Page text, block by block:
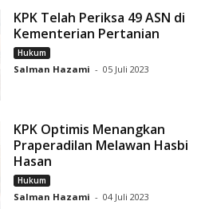
KPK Telah Periksa 49 ASN di
Kementerian Pertanian
Hukum
Salman Hazami - 05 Juli 2023
KPK Optimis Menangkan
Praperadilan Melawan Hasbi
Hasan
Hukum
Salman Hazami - 04 Juli 2023